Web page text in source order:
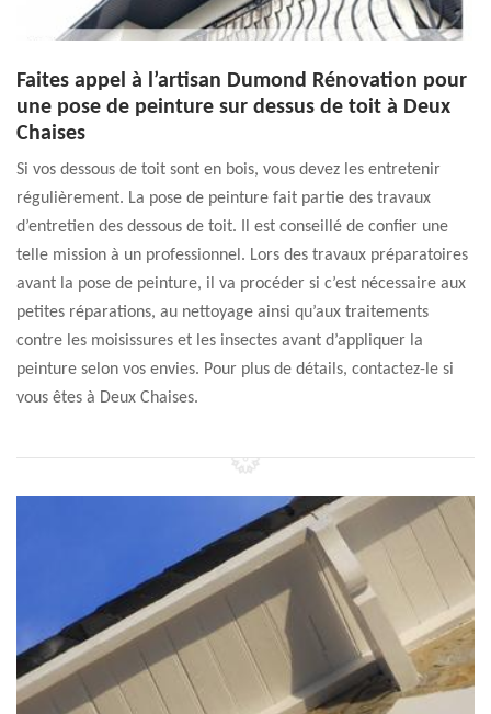
Faites appel à l’artisan Dumond Rénovation pour
une pose de peinture sur dessus de toit à Deux
Chaises
Si vos dessous de toit sont en bois, vous devez les entretenir
régulièrement. La pose de peinture fait partie des travaux
d’entretien des dessous de toit. Il est conseillé de confier une
telle mission à un professionnel. Lors des travaux préparatoires
avant la pose de peinture, il va procéder si c’est nécessaire aux
petites réparations, au nettoyage ainsi qu’aux traitements
contre les moisissures et les insectes avant d’appliquer la
peinture selon vos envies. Pour plus de détails, contactez-le si
vous êtes à Deux Chaises.